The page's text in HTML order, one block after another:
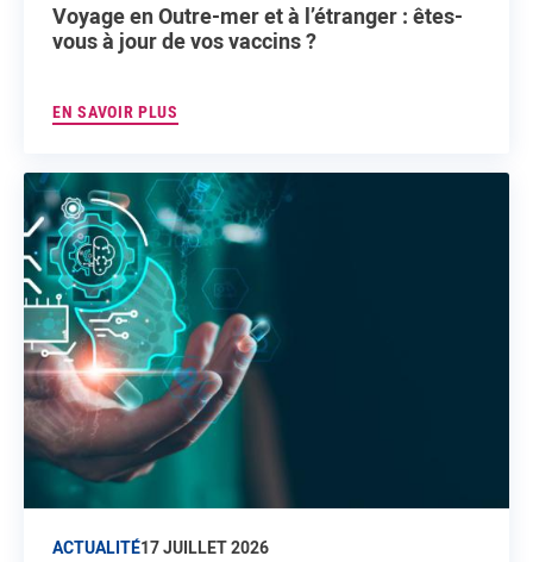
Voyage en Outre-mer et à l’étranger : êtes-
vous à jour de vos vaccins ?
EN SAVOIR PLUS
ACTUALITÉ17 JUILLET 2026